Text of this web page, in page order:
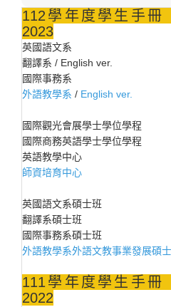
112學年度學生手冊
2023
英國語文系
翻譯系 / English ver.
國際事務系
外語教學系 / English ver.
國際觀光會展學士學位學程
國際商務英語學士學位學程
英語教學中心
師資培育中心
英國語文系碩士班
翻譯系碩士班
國際事務系碩士班
外語教學系外語文教事業發展碩
111學年度學生手冊
2022